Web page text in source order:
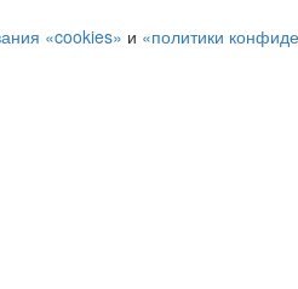
«cookies» и «политики